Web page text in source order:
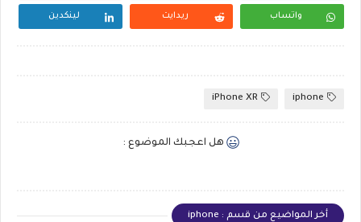
واتساب ريدايت لينكدين
iphone
iPhone XR
هل اعجبك الموضوع :
أخر المواضيع من قسم : iphone